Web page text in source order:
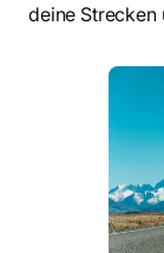
deine Strecken